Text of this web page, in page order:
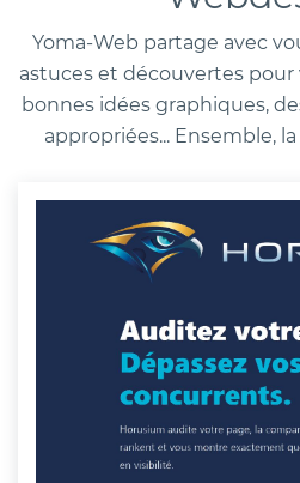
Yoma-Web partage avec
astuces et découvertes pour
bonnes idées graphiques,
appropriées... Ensemble,